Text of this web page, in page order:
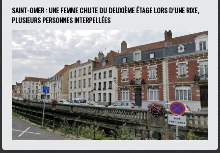
SAINT-OMER : UNE FEMME CHUTE DU DEUXIÈME ÉTAGE LORS D’UNE RIXE,
PLUSIEURS PERSONNES INTERPELLÉES